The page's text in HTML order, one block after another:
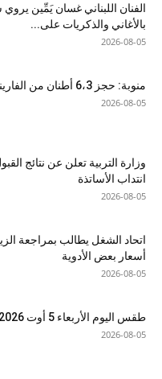
الفنان اللبناني غسان يَمِّين
بالأغاني والذكريات على...
2026-08-05
منوبة: حجز 6،3 أطنان من الفارينة المدعمة
2026-08-05
وزارة التربية تعلن عن نتائج
انتداب الأساتذة
2026-08-05
اتحاد الشغل يطالب بمراجعة
أسعار بعض الأدوية
2026-08-05
طقس اليوم الأربعاء 5 أوت 2026
2026-08-05